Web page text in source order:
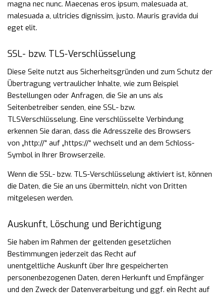
magna nec nunc. Maecenas eros ipsum, malesuada at,
malesuada a, ultricies dignissim, justo. Mauris gravida dui
eget elit.
SSL- bzw. TLS-Verschlüsselung
Diese Seite nutzt aus Sicherheitsgründen und zum Schutz der
Übertragung vertraulicher Inhalte, wie zum Beispiel
Bestellungen oder Anfragen, die Sie an uns als
Seitenbetreiber senden, eine SSL- bzw.
TLSVerschlüsselung. Eine verschlüsselte Verbindung
erkennen Sie daran, dass die Adresszeile des Browsers
von „http://“ auf „https://“ wechselt und an dem Schloss-
Symbol in Ihrer Browserzeile.
Wenn die SSL- bzw. TLS-Verschlüsselung aktiviert ist, können
die Daten, die Sie an uns übermitteln, nicht von Dritten
mitgelesen werden.
Auskunft, Löschung und Berichtigung
Sie haben im Rahmen der geltenden gesetzlichen
Bestimmungen jederzeit das Recht auf
unentgeltliche Auskunft über Ihre gespeicherten
personenbezogenen Daten, deren Herkunft und Empfänger
und den Zweck der Datenverarbeitung und ggf. ein Recht auf